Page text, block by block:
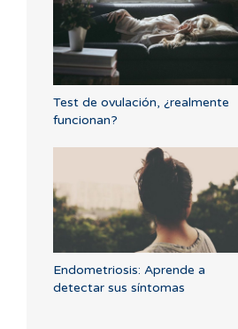
Test de ovulación, ¿realmente
funcionan?
Endometriosis: Aprende a
detectar sus síntomas